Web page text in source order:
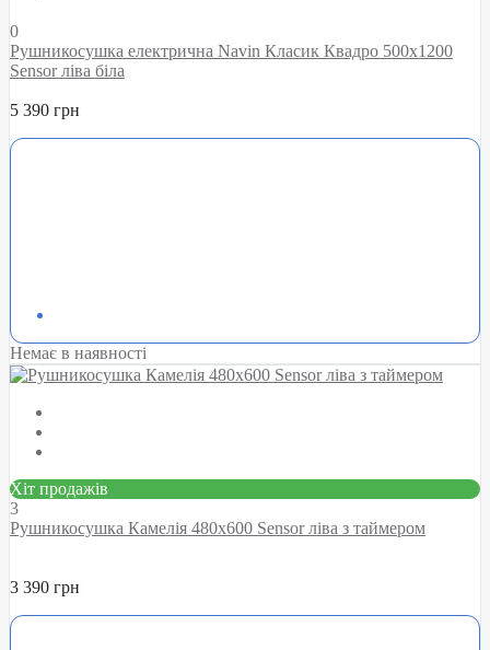
0
Рушникосушка електрична Navin Класик Квадро 500х1200
Sensor ліва біла
5 390 грн
Немає в наявності
Хіт продажів
3
Рушникосушка Камелія 480х600 Sensor ліва з таймером
3 390 грн